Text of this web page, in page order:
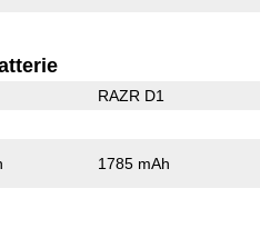
RAZR D1
1785 mAh